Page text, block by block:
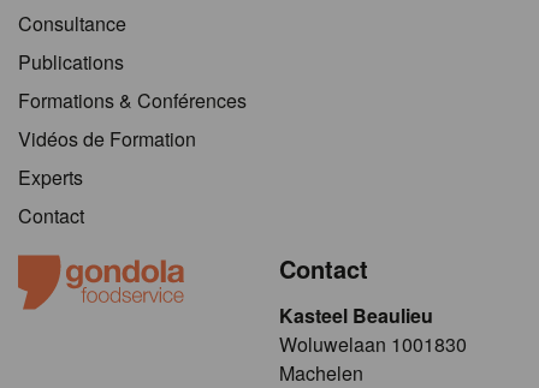
Consultance
Publications
Formations & Conférences
Vidéos de Formation
Experts
Contact
Contact
Kasteel Beaulieu
​​​Woluwelaan 1001830
Machelen